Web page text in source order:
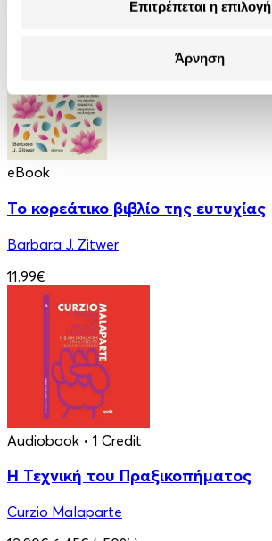
Επιτρέπεται η επιλογή
Άρνηση
eBook
Το κορεάτικο βιβλίο της ευτυχίας
Barbara J. Zitwer
11.99€
Audiobook • 1 Credit
Η Τεχνική του Πραξικοπήματος
Curzio Malaparte